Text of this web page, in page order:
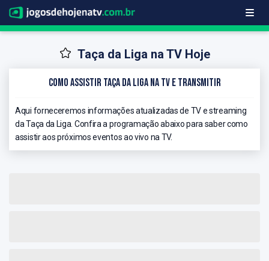
Taça da Liga na TV Hoje
Como Assistir Taça da Liga na TV e Transmitir
Aqui forneceremos informações atualizadas de TV e streaming
da Taça da Liga. Confira a programação abaixo para saber como
assistir aos próximos eventos ao vivo na TV.